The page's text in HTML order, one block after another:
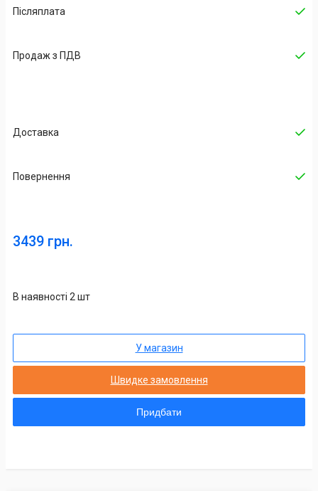
Післяплата
Продаж з ПДВ
Доставка
Повернення
3439 грн.
В наявності 2 шт
У магазин
Швидке замовлення
Придбати